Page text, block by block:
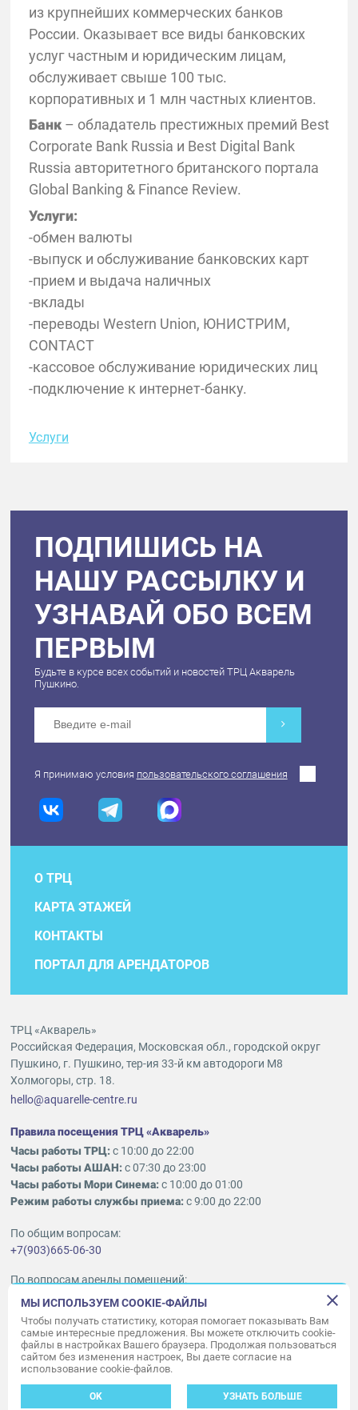
из крупнейших коммерческих банков
России. Оказывает все виды банковских
услуг частным и юридическим лицам,
обслуживает свыше 100 тыс.
корпоративных и 1 млн частных клиентов.
Банк – обладатель престижных премий Best
Corporate Bank Russia и Best Digital Bank
Russia авторитетного британского портала
Global Banking & Finance Review.
Услуги:
-обмен валюты
-выпуск и обслуживание банковских карт
-прием и выдача наличных
-вклады
-переводы Western Union, ЮНИСТРИМ,
CONTACT
-кассовое обслуживание юридических лиц
-подключение к интернет-банку.
Услуги
ПОДПИШИСЬ НА
НАШУ РАССЫЛКУ И
УЗНАВАЙ ОБО ВСЕМ
ПЕРВЫМ
Будьте в курсе всех событий и новостей ТРЦ Акварель
Пушкино.
Я принимаю условия пользовательского соглашения
О ТРЦ
КАРТА ЭТАЖЕЙ
КОНТАКТЫ
ПОРТАЛ ДЛЯ АРЕНДАТОРОВ
ТРЦ «Акварель»
Российская Федерация, Московская обл., городской округ
Пушкино, г. Пушкино, тер-ия 33-й км автодороги М8
Холмогоры, стр. 18.
hello@aquarelle-centre.ru
Правила посещения ТРЦ «Акварель»
Часы работы ТРЦ:с 10:00 до 22:00
Часы работы АШАН:с 07:30 до 23:00
Часы работы Мори Синема:с 10:00 до 01:00
Режим работы службы приема:с 9:00 до 22:00
По общим вопросам:
+7(903)665-06-30
По вопросам аренды помещений:
ukleykina@nhood.com
+7(903)665-98-78
© ООО «Акварель» 2010–2026.
Все права защищены
Создание сайта —
МЫ ИСПОЛЬЗУЕМ COOKIE-ФАЙЛЫ
Чтобы получать статистику, которая помогает показывать Вам
самые интересные предложения. Вы можете отключить cookie-
файлы в настройках Вашего браузера. Продолжая пользоваться
сайтом без изменения настроек, Вы даете согласие на
использование cookie-файлов.
OK УЗНАТЬ БОЛЬШЕ